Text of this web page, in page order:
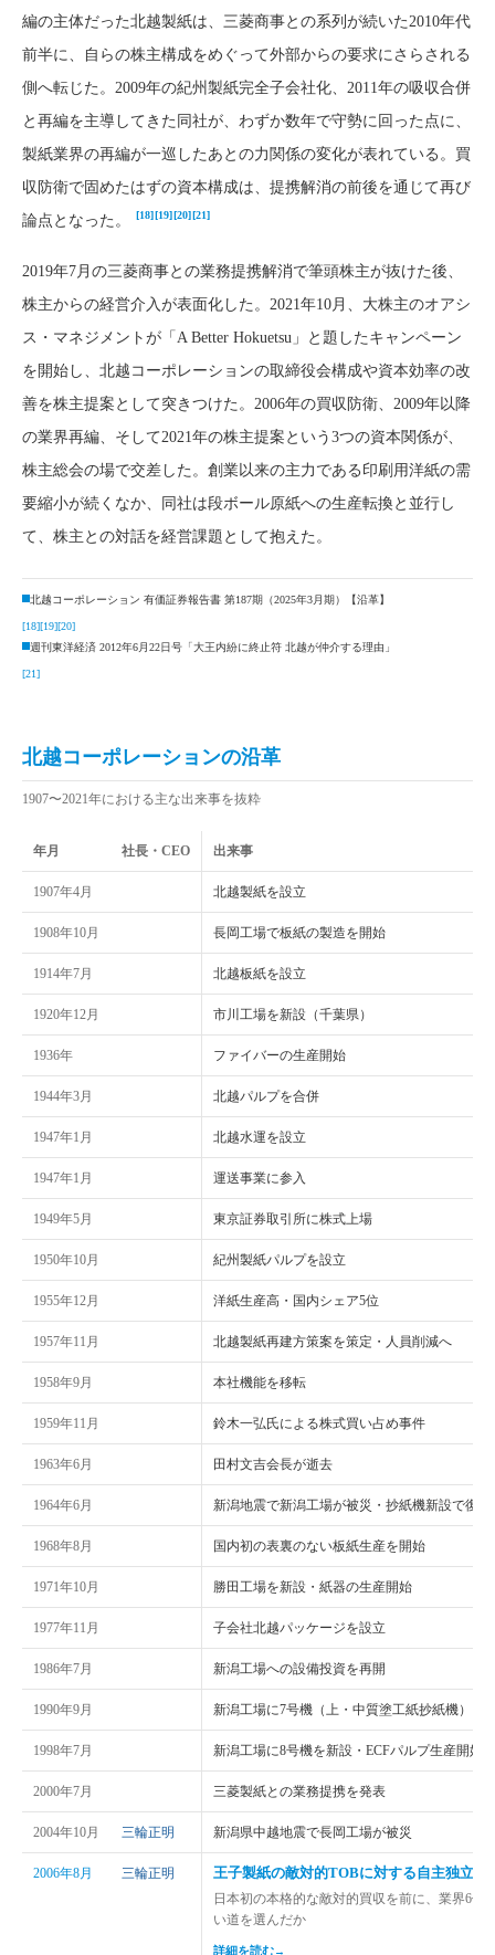
編の主体だった北越製紙は、三菱商事との系列が続いた2010年代
前半に、自らの株主構成をめぐって外部からの要求にさらされる
側へ転じた。2009年の紀州製紙完全子会社化、2011年の吸収合併
と再編を主導してきた同社が、わずか数年で守勢に回った点に、
製紙業界の再編が一巡したあとの力関係の変化が表れている。買
収防衛で固めたはずの資本構成は、提携解消の前後を通じて再び
論点となった。
[18][19][20][21]
2019年7月の三菱商事との業務提携解消で筆頭株主が抜けた後、
株主からの経営介入が表面化した。2021年10月、大株主のオアシ
ス・マネジメントが「A Better Hokuetsu」と題したキャンペーン
を開始し、北越コーポレーションの取締役会構成や資本効率の改
善を株主提案として突きつけた。2006年の買収防衛、2009年以降
の業界再編、そして2021年の株主提案という3つの資本関係が、
株主総会の場で交差した。創業以来の主力である印刷用洋紙の需
要縮小が続くなか、同社は段ボール原紙への生産転換と並行し
て、株主との対話を経営課題として抱えた。
北越コーポレーション 有価証券報告書 第187期（2025年3月期）【沿革】
[18][19][20]
週刊東洋経済 2012年6月22日号「大王内紛に終止符 北越が仲介する理由」
[21]
北越コーポレーションの沿革
1907〜2021年における主な出来事を抜粋
年月 社長・CEO 出来事
1907年4月 北越製紙を設立
1908年10月 長岡工場で板紙の製造を開始
1914年7月 北越板紙を設立
1920年12月 市川工場を新設（千葉県）
1936年 ファイバーの生産開始
1944年3月 北越パルプを合併
1947年1月 北越水運を設立
1947年1月 運送事業に参入
1949年5月 東京証券取引所に株式上場
1950年10月 紀州製紙パルプを設立
1955年12月 洋紙生産高・国内シェア5位
1957年11月 北越製紙再建方策案を策定・人員削減へ
1958年9月 本社機能を移転
1959年11月 鈴木一弘氏による株式買い占め事件
1963年6月 田村文吉会長が逝去
1964年6月 新潟地震で新潟工場が被災・抄紙機新設で復興
1968年8月 国内初の表裏のない板紙生産を開始
1971年10月 勝田工場を新設・紙器の生産開始
1977年11月 子会社北越パッケージを設立
1986年7月 新潟工場への設備投資を再開
1990年9月 新潟工場に7号機（上・中質塗工紙抄紙機）を
1998年7月 新潟工場に8号機を新設・ECFパルプ生産開始
2000年7月 三菱製紙との業務提携を発表
2004年10月 三輪正明 新潟県中越地震で長岡工場が被災
2006年8月 三輪正明 王子製紙の敵対的TOBに対する自主独立の
日本初の本格的な敵対的買収を前に、業界6位
い道を選んだか
詳細を読む→